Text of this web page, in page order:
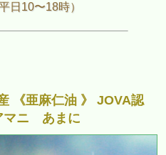
平日10〜18時）
《亜麻仁油 》 JOVA認
ニ あまに